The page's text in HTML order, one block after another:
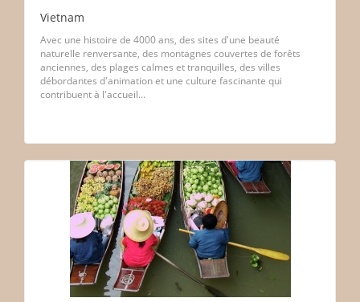
Vietnam
Avec une histoire de 4000 ans, des sites d'une beauté
naturelle renversante, des montagnes couvertes de forêts
anciennes, des plages calmes et tranquilles, des villes
débordantes d'animation et une culture fascinante qui
contribuent à l'accueil...